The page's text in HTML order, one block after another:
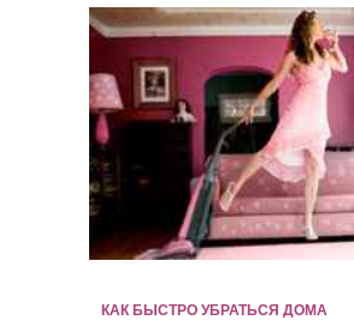
КАК БЫСТРО УБРАТЬСЯ ДОМА